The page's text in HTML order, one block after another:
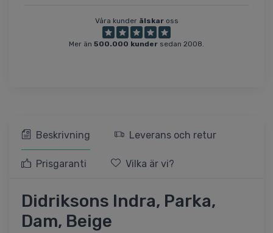
Våra kunder älskaross
Mer än 500.000 kunder sedan 2008.
Beskrivning Leverans och retur
Prisgaranti Vilka är vi?
Didriksons Indra, Parka,
Dam, Beige